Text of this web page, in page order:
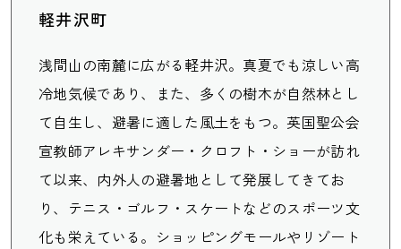
軽井沢町
浅間山の南麓に広がる軽井沢。真夏でも涼しい高
冷地気候であり、また、多くの樹木が自然林とし
て自生し、避暑に適した風土をもつ。英国聖公会
宣教師アレキサンダー・クロフト・ショーが訪れ
て以来、内外人の避暑地として発展してきてお
り、テニス・ゴルフ・スケートなどのスポーツ文
化も栄えている。ショッピングモールやリゾート